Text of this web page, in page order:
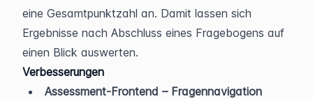
eine Gesamtpunktzahl an. Damit lassen sich
Ergebnisse nach Abschluss eines Fragebogens auf
einen Blick auswerten.
Verbesserungen
Assessment-Frontend – Fragennavigation